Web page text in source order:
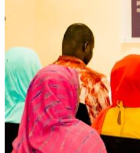
Développent
Ateliers communautaires
Lire la suite